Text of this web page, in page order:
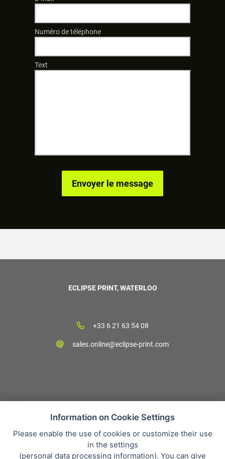
Numéro de téléphone
Text
ECLIPSE PRINT, WATERLOO
+33 6 21 63 54 08
sales.online@eclipse-print.com
CGV
Protection des données personnelles
Qui sommes-nous?
Information on Cookie Settings
Please enable the use of cookies or customize their use
in the settings
(personal data processing information). You can give